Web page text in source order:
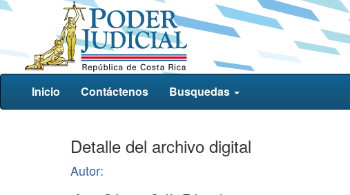
Inicio Contáctenos Busquedas
Detalle del archivo digital
Autor: